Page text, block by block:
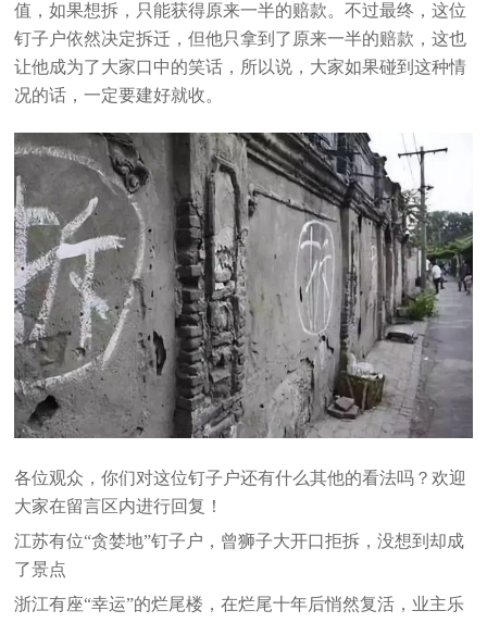
值，如果想拆，只能获得原来一半的赔款。不过最终，这位
钉子户依然决定拆迁，但他只拿到了原来一半的赔款，这也
让他成为了大家口中的笑话，所以说，大家如果碰到这种情
况的话，一定要建好就收。
各位观众，你们对这位钉子户还有什么其他的看法吗？欢迎
大家在留言区内进行回复！
江苏有位“贪婪地”钉子户，曾狮子大开口拒拆，没想到却成
了景点
浙江有座“幸运”的烂尾楼，在烂尾十年后悄然复活，业主乐